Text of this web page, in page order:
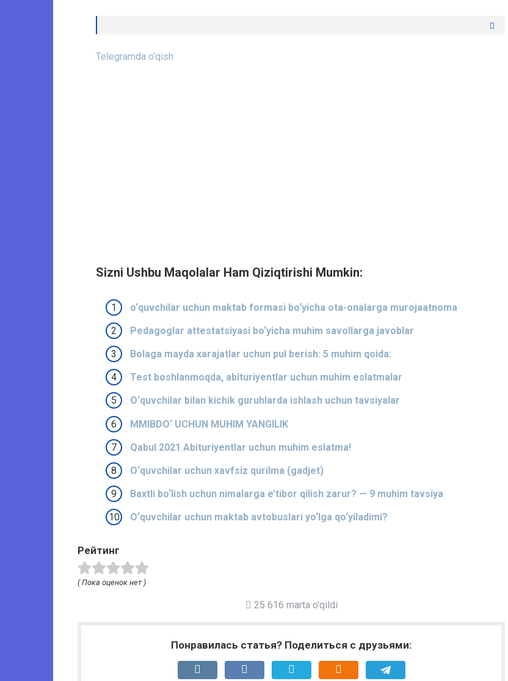
Telegramda o‘qish
Sizni Ushbu Maqolalar Ham Qiziqtirishi Mumkin:
o‘quvchilar uchun maktab formasi bo‘yicha ota-onalarga murojaatnoma
Pedagoglar attestatsiyasi bo‘yicha muhim savollarga javoblar
Bolaga mayda xarajatlar uchun pul berish: 5 muhim qoida:
Test boshlanmoqda, abituriyentlar uchun muhim eslatmalar
O‘quvchilar bilan kichik guruhlarda ishlash uchun tavsiyalar
MMIBDO‘ UCHUN MUHIM YANGILIK
Qabul 2021 Abituriyentlar uchun muhim eslatma!
O‘quvchilar uchun xavfsiz qurilma (gadjet)
Baxtli bo‘lish uchun nimalarga e’tibor qilish zarur? — 9 muhim tavsiya
O‘quvchilar uchun maktab avtobuslari yo‘lga qo‘yiladimi?
Рейтинг
( Пока оценок нет )
25 616 marta o'qildi
Понравилась статья? Поделиться с друзьями: